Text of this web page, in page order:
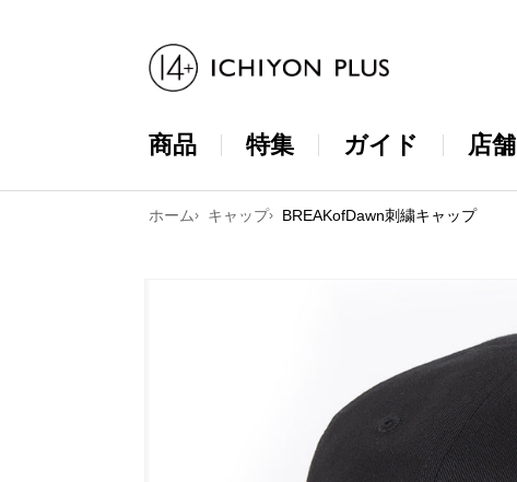
商品 特集 ガイド 店舗
ホーム キャップ BREAKofDawn刺繍キャップ